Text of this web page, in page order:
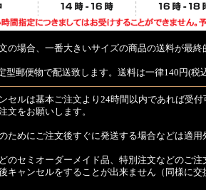
の場合、一番大きいサイズの商品の送料が最終
型郵便物で配送致します。送料は一律140円(税
セルは基本ご注文より24時間以内であれば受付
文をお願いします。
ためにご注文後すぐに発送する場合などは適用
のセミオーダーメイド品、特別注文などのご
キャンセルをすることが出来ません（同様に